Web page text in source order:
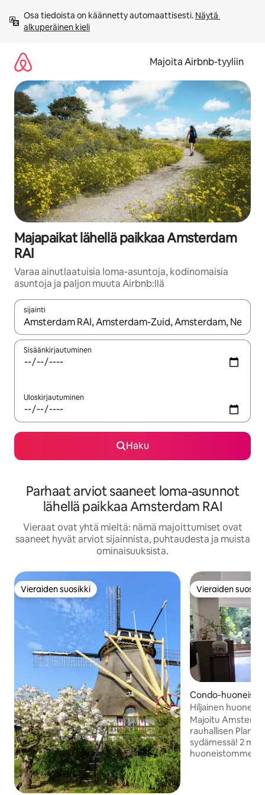
sisältö
väliin
Osa tiedoista on käännetty automaattisesti. Näytä
alkuperäinen kieli
Majoita Airbnb-tyyliin
Majapaikat lähellä paikkaa Amsterdam
RAI
Varaa ainutlaatuisia loma-asuntoja, kodinomaisia
asuntoja ja paljon muuta Airbnb:llä
sijainti
Kun tulokset ovat saatavilla, navigoi ylös- ja alas-
Sisäänkirjautuminen
Uloskirjautuminen
Haku
Parhaat arviot saaneet loma-asunnot
lähellä paikkaa Amsterdam RAI
Vieraat ovat yhtä mieltä: nämä majoittumiset ovat
saaneet hyvät arviot sijainnista, puhtaudesta ja muista
ominaisuuksista.
Vieraiden suosikki
Vieraiden suosikki Vieraiden
Vieraiden
Condo-huoneisto
ssa Amsterdam
Hiljainen
Majoitu
rauhallisen
sydämessä! 2
huoneistomme